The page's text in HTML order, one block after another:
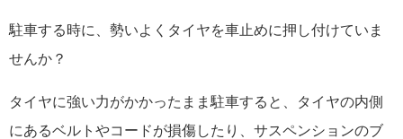
駐車する時に、勢いよくタイヤを車止めに押し付けていま
せんか？
タイヤに強い力がかかったまま駐車すると、タイヤの内側
にあるベルトやコードが損傷したり、サスペンションのブ